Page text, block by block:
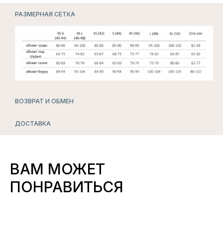
РАЗМЕРНАЯ СЕТКА
ВОЗВРАТ И ОБМЕН
ДОСТАВКА
ВАМ МОЖЕТ
ПОНРАВИТЬСЯ
СМОТРЕТЬ ВСЕ